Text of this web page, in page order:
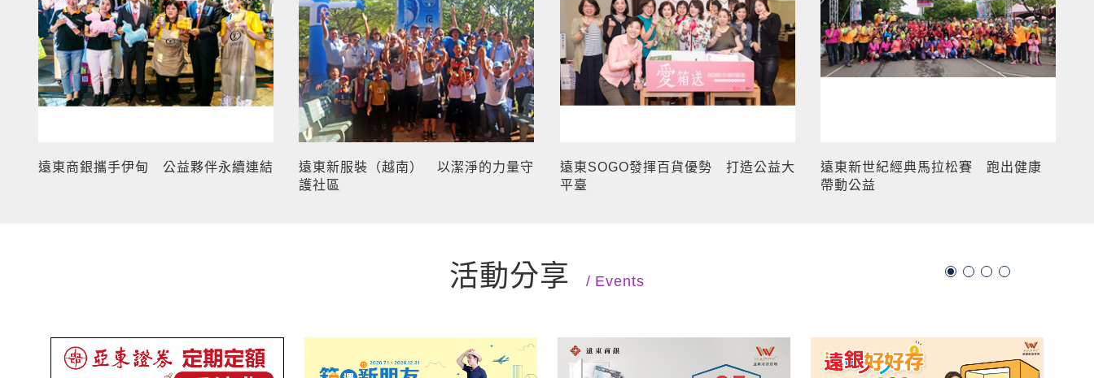
遠東商銀攜手伊甸 公益夥伴永續連結
遠東新服裝（越南） 以潔淨的力量守
護社區
遠東SOGO發揮百貨優勢 打造公益大
平臺
遠東新世紀經典馬拉松賽 跑出健康
帶動公益
活動分享 Events